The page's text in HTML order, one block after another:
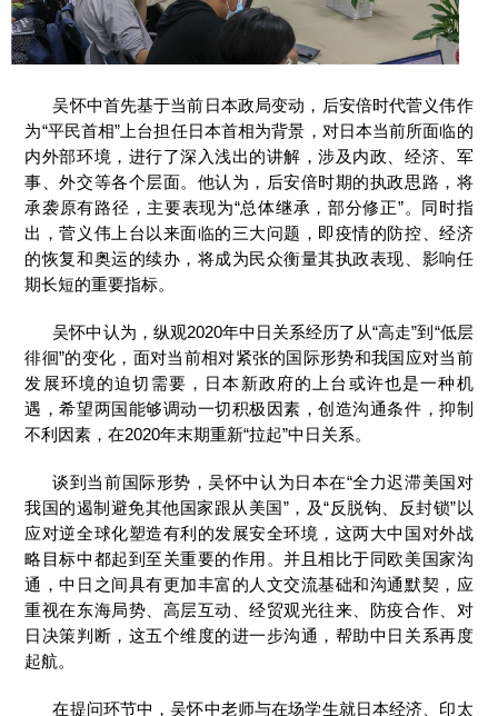
吴怀中首先基于当前日本政局变动，后安倍时代菅义伟作
为“平民首相”上台担任日本首相为背景，对日本当前所面临的
内外部环境，进行了深入浅出的讲解，涉及内政、经济、军
事、外交等各个层面。他认为，后安倍时期的执政思路，将
承袭原有路径，主要表现为“总体继承，部分修正”。同时指
出，菅义伟上台以来面临的三大问题，即疫情的防控、经济
的恢复和奥运的续办，将成为民众衡量其执政表现、影响任
期长短的重要指标。
吴怀中认为，纵观2020年中日关系经历了从“高走”到“低层
徘徊”的变化，面对当前相对紧张的国际形势和我国应对当前
发展环境的迫切需要，日本新政府的上台或许也是一种机
遇，希望两国能够调动一切积极因素，创造沟通条件，抑制
不利因素，在2020年末期重新“拉起”中日关系。
谈到当前国际形势，吴怀中认为日本在“全力迟滞美国对
我国的遏制避免其他国家跟从美国”，及“反脱钩、反封锁”以
应对逆全球化塑造有利的发展安全环境，这两大中国对外战
略目标中都起到至关重要的作用。并且相比于同欧美国家沟
通，中日之间具有更加丰富的人文交流基础和沟通默契，应
重视在东海局势、高层互动、经贸观光往来、防疫合作、对
日决策判断，这五个维度的进一步沟通，帮助中日关系再度
起航。
在提问环节中，吴怀中老师与在场学生就日本经济、印太